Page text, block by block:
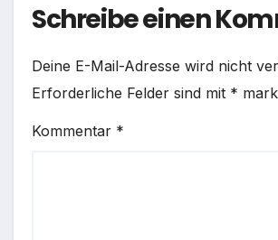
Schreibe einen
Deine E-Mail-Adresse wird nicht
Erforderliche Felder sind mit *
Kommentar *